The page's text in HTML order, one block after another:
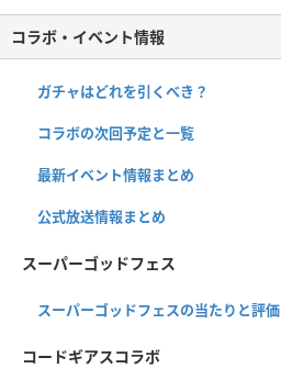
コラボ・イベント情報
ガチャはどれを引くべき？
コラボの次回予定と一覧
最新イベント情報まとめ
公式放送情報まとめ
スーパーゴッドフェス
スーパーゴッドフェスの当たりと評価
コードギアスコラボ